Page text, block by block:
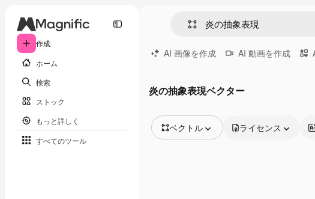
作成
ホーム
検索
ストック
もっと詳しく
すべてのツール
AI 画像を作成 AI 動画を作成
炎の抽象表現ベクター
ベクトル ライセンス